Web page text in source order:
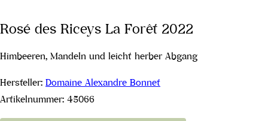
Rosé des Riceys La Forêt 2022
Himbeeren, Mandeln und leicht herber Abgang
Hersteller: Domaine Alexandre Bonnet
Artikelnummer: 45066